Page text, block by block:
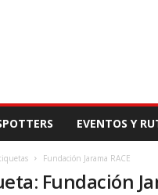
EVENTOS Y
Fundación Jarama RACE
Fundación